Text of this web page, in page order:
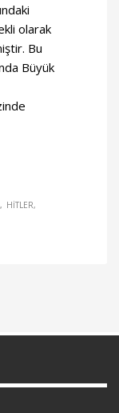
olarak
Bu
Büyük
HITLER